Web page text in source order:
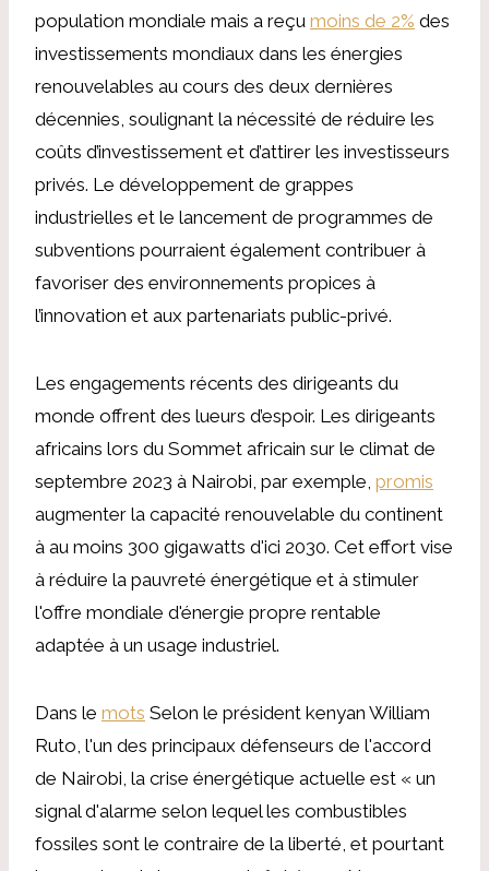
population mondiale mais a reçu moins de 2% des
investissements mondiaux dans les énergies
renouvelables au cours des deux dernières
décennies, soulignant la nécessité de réduire les
coûts d’investissement et d’attirer les investisseurs
privés. Le développement de grappes
industrielles et le lancement de programmes de
subventions pourraient également contribuer à
favoriser des environnements propices à
l’innovation et aux partenariats public-privé.
Les engagements récents des dirigeants du
monde offrent des lueurs d’espoir. Les dirigeants
africains lors du Sommet africain sur le climat de
septembre 2023 à Nairobi, par exemple, promis
augmenter la capacité renouvelable du continent
à au moins 300 gigawatts d'ici 2030. Cet effort vise
à réduire la pauvreté énergétique et à stimuler
l'offre mondiale d'énergie propre rentable
adaptée à un usage industriel.
Dans le mots Selon le président kenyan William
Ruto, l'un des principaux défenseurs de l'accord
de Nairobi, la crise énergétique actuelle est « un
signal d'alarme selon lequel les combustibles
fossiles sont le contraire de la liberté, et pourtant